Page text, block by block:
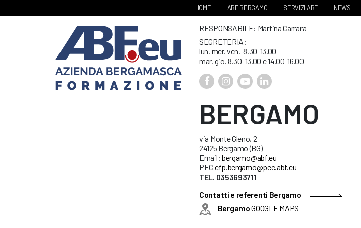
HOME ABF BERGAMO SERVIZI ABF NEWS
RESPONSABILE: Martina Carrara
SEGRETERIA:
lun. mer. ven. 8.30-13.00
mar. gio. 8.30-13.00 e 14.00-16.00
BERGAMO
via Monte Gleno, 2
24125 Bergamo (BG)
Email: bergamo@abf.eu
PEC cfp.bergamo@pec.abf.eu
TEL. 0353693711
Contatti e referenti Bergamo
BergamoGOOGLE MAPS